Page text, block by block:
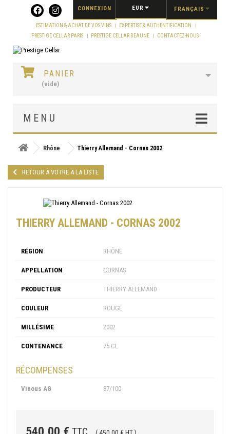
FRANÇAIS
EUR
CONNEXION
ESTIMATION & ACHAT DE VOS VINS
EXPERTISE & AUTHENTIFICATION
PRESTIGE CELLAR PARIS
PRESTIGE CELLAR BEAUNE CONTACTEZ-NOUS
PANIER
(vide)
MENU
Rhône Thierry Allemand - Cornas 2002
RETOUR À VOTRE À LA LISTE
THIERRY ALLEMAND - CORNAS 2002
RÉGION RHÔNE
APPELLATION CORNAS
PRODUCTEUR THIERRY ALLEMAND
COULEUR ROUGE
MILLÉSIME 2002
CONTENANCE 75 CL
RÉCOMPENSES
Vinous AG 87/100
Panneau de gestion des cookies